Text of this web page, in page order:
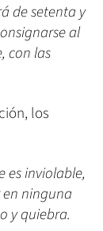
de setenta y
al
con las
los
es inviolable,
ninguna
y quiebra.